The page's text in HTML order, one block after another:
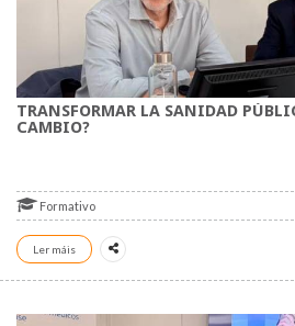
TRANSFORMAR LA SANIDAD
CAMBIO?
Formativo
Ler máis